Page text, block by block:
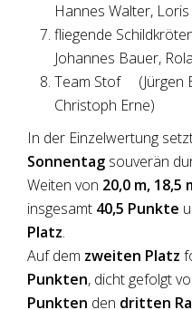
Hannes Walter,
fliegende
Johannes Bauer,
Team Stof (Jürgen
Christoph Erne)
In der Einzelwertung
Sonnentag souverän
Weiten von 20,0 m, 18,5
insgesamt 40,5 Punkte
Platz.
Auf dem zweiten Platz
Punkten, dicht gefolgt
Punkten den dritten